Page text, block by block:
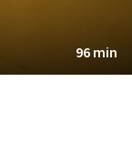
96 min